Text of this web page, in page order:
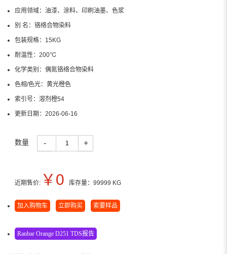
应用领域： 油漆、涂料、印刷油墨、色浆
别 名： 铬络合物染料
包装规格： 15KG
耐温性： 200℃
化学类别： 偶氮铬络合物染料
色相/色光： 黄光橙色
索引号： 溶剂橙54
更新日期： 2026-06-16
数量 - +
近期售价: ￥0 库存量： 99999 KG
加入购物车 立即购买 索要样品
Ranbar Orange D251 TDS报告